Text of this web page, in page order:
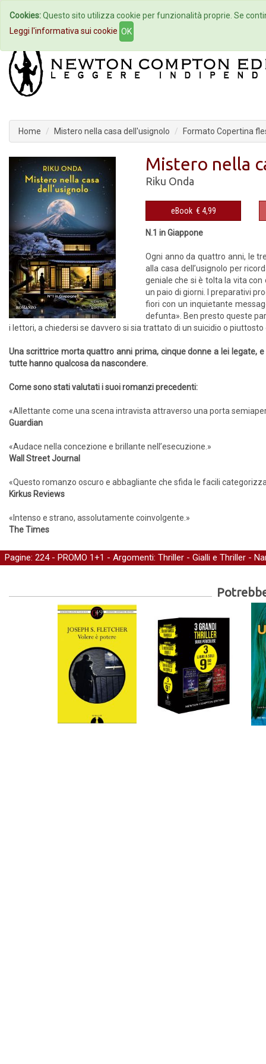
Home Autori Eventi
Home Mistero nella casa dell'usignolo Formato Copertina
Mistero nella
Riku Onda
eBook € 4,99
N.1 in Giappone
Ogni anno da quattro anni, le
alla casa dell’usignolo per
geniale che si è tolta la vita con
un paio di giorni. I preparativi
fiori con un inquietante
defunta». Ben presto queste
i lettori, a chiedersi se davvero si sia trattato di un suicidio o
Una scrittrice morta quattro anni prima, cinque donne a lei legate,
tutte hanno qualcosa da nascondere.
Come sono stati valutati i suoi romanzi precedenti:
«Allettante come una scena intravista attraverso una porta
Guardian
«Audace nella concezione e brillante nell’esecuzione.»
Wall Street Journal
«Questo romanzo oscuro e abbagliante che sfida le facili
Kirkus Reviews
«Intenso e strano, assolutamente coinvolgente.»
The Times
Pagine: 224 - PROMO 1+1 - Argomenti: Thriller - Gialli e Thriller -
Cookies:Questo sito utilizza cookie per funzionalità proprie. Se
Leggi l'informativa sui cookie OK